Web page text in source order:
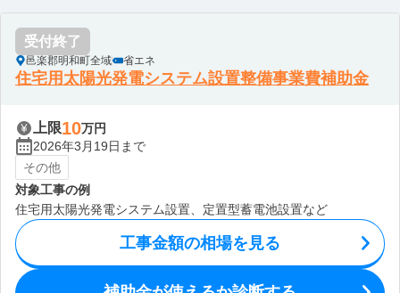
受付終了
邑楽郡明和町全域 省エネ
住宅用太陽光発電システム設置整備事業費補助金
上限10万円
2026年3月19日まで
その他
対象工事の例
住宅用太陽光発電システム設置、定置型蓄電池設置など
工事金額の相場を見る